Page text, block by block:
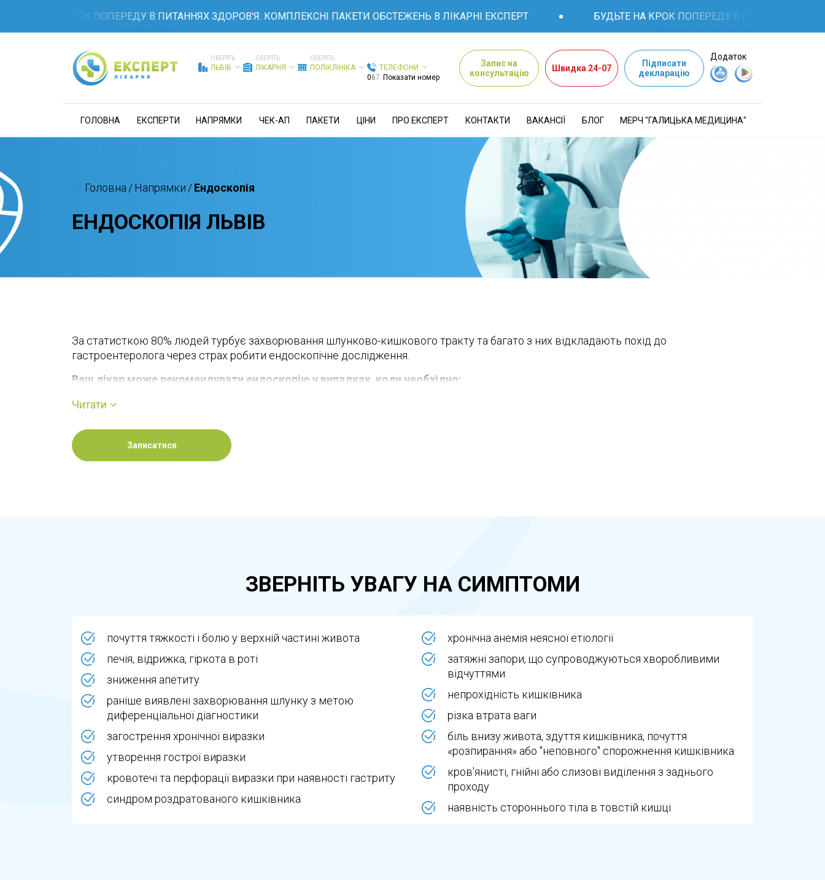
НА КРОК ПОПЕРЕДУ В ПИТАННЯХ ЗДОРОВ'Я: КОМПЛЕКСНІ ПАКЕТИ ОБСТЕЖЕНЬ В ЛІКАРНІ ЕКСПЕРТ БУДЬТЕ НА КРОК ПОПЕРЕДУ В ПИТАННЯХ ЗДОРОВ'Я:
ОБЕРІТЬ
ЛЬВІВ
ОБЕРІТЬ
ЛІКАРНЯ
ОБЕРІТЬ
ПОЛІКЛІНІКА
ТЕЛЕФОНИ
067 Показати номер
Запис на
консультацію
Швидка 24-07
Підписати
декларацію
Додаток
ГОЛОВНА ЕКСПЕРТИ НАПРЯМКИ ЧЕК-АП ПАКЕТИ ЦІНИ ПРО ЕКСПЕРТ КОНТАКТИ ВАКАНСІЇ БЛОГ МЕРЧ "ГАЛИЦЬКА МЕДИЦИНА"
Головна /Напрямки /Ендоскопія
ЕНДОСКОПІЯ ЛЬВІВ
За статисткою 80% людей турбує захворювання шлунково-кишкового тракту та багато з них відкладають похід до
гастроентеролога через страх робити ендоскопічне дослідження.
Ваш лікар може рекомендувати ендоскопію у випадках, коли необхідно:
Визначити причину симптомів, таких як нудота, блювота, біль у животі, утруднення ковтання, шлунково-кишкова кровотеча
Виконати операцію з метою припікання судини, що кровоточить, розширення звуженого стравоходу, видалення поліпа або
стороннього предмета.
Ендоскопічне дослідження з медикаментозною седацією має багато переваг, серед яких:
✔ Підвищена точність: під час седації лікар може без обмежень оглядати всі ділянки, робити додаткові фото, відео та за потреби
Головна перевага цього методу — якісний та повний огляд, без блювотного рефлексу чи болю, що дозволяє лікарю отримати
найточніші результати.
Лікарня ЕКСПЕРТ пропонує цей метод для комфортного та ефективного обстеження, швидкого виявлення захворювань і надання
необхідної допомоги.
Звертайтесь до нас, наші ЕКСПЕРТИ підберуть найкращий спосіб діагностики саме для вас!
Читати
Записатися
ЗВЕРНІТЬ УВАГУ НА СИМПТОМИ
почуття тяжкості і болю у верхній частині живота
печія, відрижка, гіркота в роті
зниження апетиту
раніше виявлені захворювання шлунку з метою
диференціальної діагностики
загострення хронічної виразки
утворення гострої виразки
кровотечі та перфорації виразки при наявності гастриту
синдром роздратованого кишківника
хронічна анемія неясної етіології
затяжні запори, що супроводжуються хворобливими
відчуттями
непрохідність кишківника
різка втрата ваги
біль внизу живота, здуття кишківника, почуття
«розпирання» або "неповного" спорожнення кишківника
кров'янисті, гнійні або слизові виділення з заднього
проходу
наявність стороннього тіла в товстій кишці